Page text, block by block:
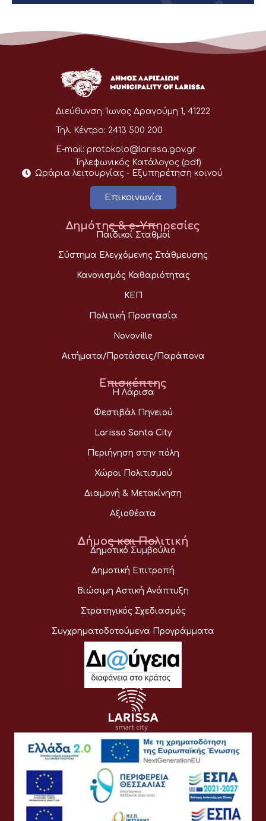
Διεύθυνση: Ίωνος Δραγούμη 1, 41222
Τηλ. Κέντρο: 2413 500 200
E-mail: protokolo@larissa.gov.gr
Τηλεφωνικός Κατάλογος (pdf)
Ωράρια λειτουργίας - Eξυπηρέτηση κοινού
Επικοινωνία
Δημότης & e-Υπηρεσίες
Παιδικοί Σταθμοί
Σύστημα Ελεγχόμενης Στάθμευσης
Κανονισμός Καθαριότητας
ΚΕΠ
Πολιτική Προστασία
Novoville
Αιτήματα/Προτάσεις/Παράπονα
Επισκέπτης
Η Λάρισα
Φεστιβάλ Πηνειού
Larissa Santa City
Περιήγηση στην πόλη
Χώροι Πολιτισμού
Διαμονή & Μετακίνηση
Αξιοθέατα
Δήμος και Πολιτική
Δημοτικό Συμβούλιο
Δημοτική Επιτροπή
Βιώσιμη Αστική Ανάπτυξη
Στρατηγικός Σχεδιασμός
Συγχρηματοδοτούμενα Προγράμματα